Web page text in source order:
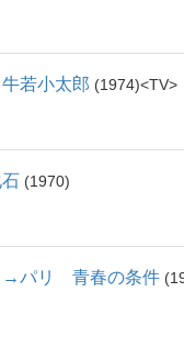
若小太郎 1974 TV
1970
パリ 青春の条件